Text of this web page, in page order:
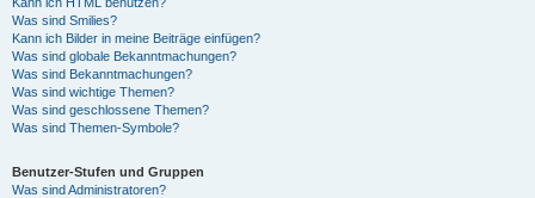
Was sind Smilies?
Kann ich Bilder in meine Beiträge einfügen?
Was sind globale Bekanntmachungen?
Was sind Bekanntmachungen?
Was sind wichtige Themen?
Was sind geschlossene Themen?
Was sind Themen-Symbole?
Benutzer-Stufen und Gruppen
Was sind Administratoren?